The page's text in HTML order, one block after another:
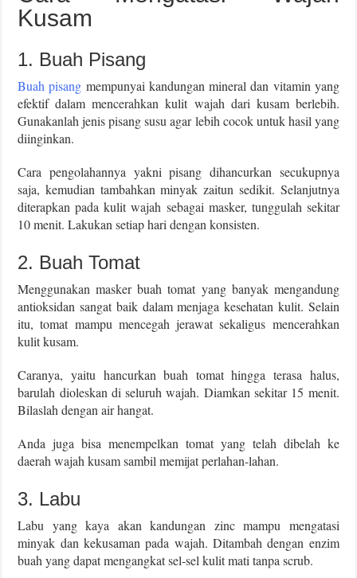
Kusam
1. Buah Pisang
Buah pisang mempunyai kandungan mineral dan vitamin yang
efektif dalam mencerahkan kulit wajah dari kusam berlebih.
Gunakanlah jenis pisang susu agar lebih cocok untuk hasil yang
diinginkan.
Cara pengolahannya yakni pisang dihancurkan secukupnya
saja, kemudian tambahkan minyak zaitun sedikit. Selanjutnya
diterapkan pada kulit wajah sebagai masker, tunggulah sekitar
10 menit. Lakukan setiap hari dengan konsisten.
2. Buah Tomat
Menggunakan masker buah tomat yang banyak mengandung
antioksidan sangat baik dalam menjaga kesehatan kulit. Selain
itu, tomat mampu mencegah jerawat sekaligus mencerahkan
kulit kusam.
Caranya, yaitu hancurkan buah tomat hingga terasa halus,
barulah dioleskan di seluruh wajah. Diamkan sekitar 15 menit.
Bilaslah dengan air hangat.
Anda juga bisa menempelkan tomat yang telah dibelah ke
daerah wajah kusam sambil memijat perlahan-lahan.
3. Labu
Labu yang kaya akan kandungan zinc mampu mengatasi
minyak dan kekusaman pada wajah. Ditambah dengan enzim
buah yang dapat mengangkat sel-sel kulit mati tanpa scrub.